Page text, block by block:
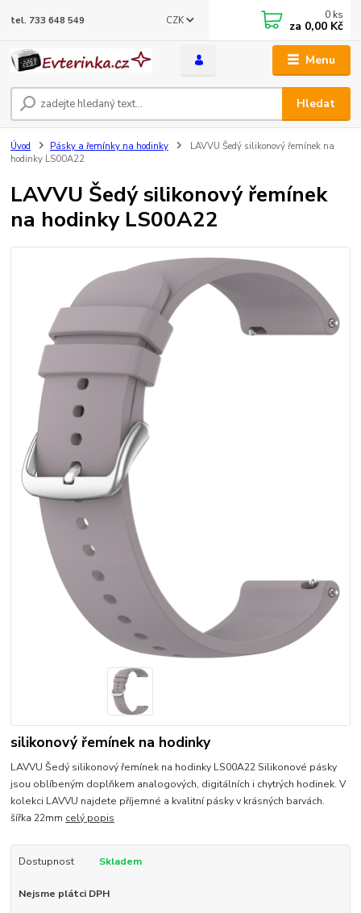
Menu
CZK
Hledat
tel. 733 648 549 0 ks
za 0,00 Kč
Úvod Pásky a řemínky na hodinky
LAVVU Šedý silikonový řemínek na
hodinky LS00A22
LAVVU Šedý silikonový řemínek
na hodinky LS00A22
silikonový řemínek na hodinky
LAVVU Šedý silikonový řemínek na hodinky LS00A22 Silikonové pásky
jsou oblíbeným doplňkem analogových, digitálních i chytrých hodinek. V
kolekci LAVVU najdete příjemné a kvalitní pásky v krásných barvách.
šířka 22mm celý popis
Dostupnost Skladem
Nejsme plátci DPH